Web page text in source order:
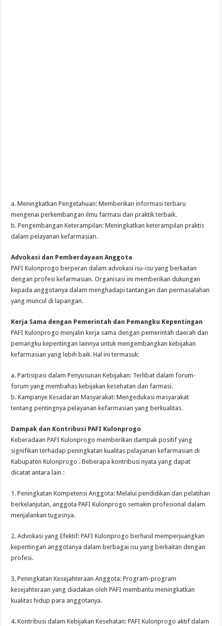
a. Meningkatkan Pengetahuan: Memberikan informasi terbaru
mengenai perkembangan ilmu farmasi dan praktik terbaik.
b. Pengembangan Keterampilan: Meningkatkan keterampilan praktis
dalam pelayanan kefarmasian.
Advokasi dan Pemberdayaan Anggota
PAFI Kulonprogo berperan dalam advokasi isu-isu yang berkaitan
dengan profesi kefarmasian. Organisasi ini memberikan dukungan
kepada anggotanya dalam menghadapi tantangan dan permasalahan
yang muncul di lapangan.
Kerja Sama dengan Pemerintah dan Pemangku Kepentingan
PAFI Kulonprogo menjalin kerja sama dengan pemerintah daerah dan
pemangku kepentingan lainnya untuk mengembangkan kebijakan
kefarmasian yang lebih baik. Hal ini termasuk:
a. Partisipasi dalam Penyusunan Kebijakan: Terlibat dalam forum-
forum yang membahas kebijakan kesehatan dan farmasi.
b. Kampanye Kesadaran Masyarakat: Mengedukasi masyarakat
tentang pentingnya pelayanan kefarmasian yang berkualitas.
Dampak dan Kontribusi PAFI Kulonprogo
Keberadaan PAFI Kulonprogo memberikan dampak positif yang
signifikan terhadap peningkatan kualitas pelayanan kefarmasian di
Kabupaten Kulonprogo . Beberapa kontribusi nyata yang dapat
dicatat antara lain :
1. Peningkatan Kompetensi Anggota: Melalui pendidikan dan pelatihan
berkelanjutan, anggota PAFI Kulonprogo semakin profesional dalam
menjalankan tugasnya.
2. Advokasi yang Efektif: PAFI Kulonprogo berhasil memperjuangkan
kepentingan anggotanya dalam berbagai isu yang berkaitan dengan
profesi.
3. Peningkatan Kesejahteraan Anggota: Program-program
kesejahteraan yang diadakan oleh PAFI membantu meningkatkan
kualitas hidup para anggotanya.
4. Kontribusi dalam Kebijakan Kesehatan: PAFI Kulonprogo aktif dalam